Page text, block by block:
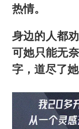
热情。
身边的人都
可她只能无
字，道尽了